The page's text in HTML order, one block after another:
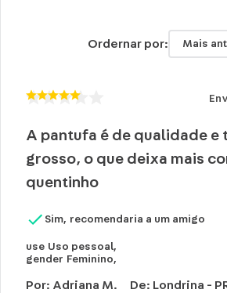
Ordernar por: Mais
A pantufa é de qualidade e
grosso, o que deixa mais
quentinho
Sim, recomendaria a um amigo
use Uso pessoal,
gender Feminino,
Por: Adriana M. De: Londrina -